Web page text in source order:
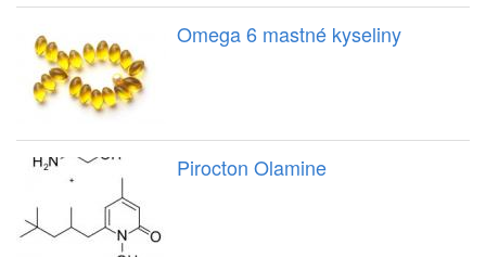
Omega 6 mastné kyseliny
Pirocton Olamine